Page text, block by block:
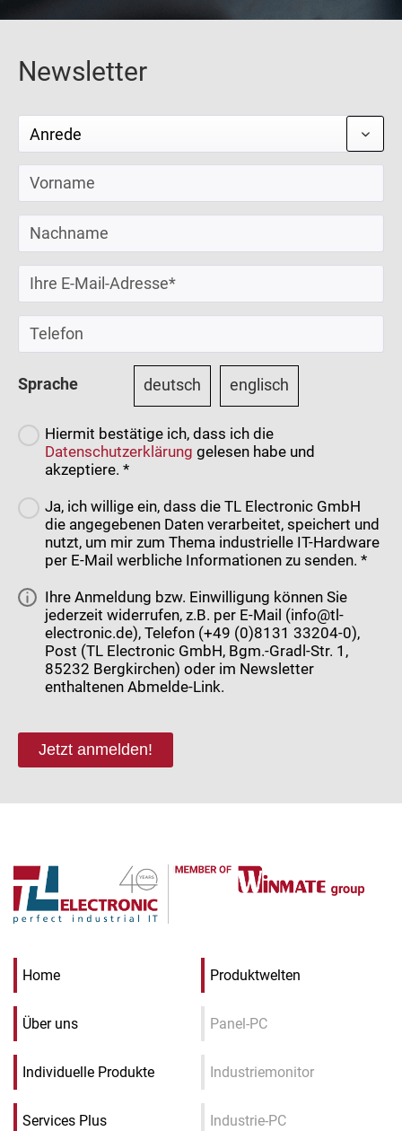
Newsletter
Sprache deutsch englisch
Hiermit bestätige ich, dass ich die
Datenschutzerklärung gelesen habe und
akzeptiere. *
Ja, ich willige ein, dass die TL Electronic GmbH
die angegebenen Daten verarbeitet, speichert und
nutzt, um mir zum Thema industrielle IT-Hardware
per E-Mail werbliche Informationen zu senden. *
Ihre Anmeldung bzw. Einwilligung können Sie
jederzeit widerrufen, z.B. per E-Mail (info@tl-
electronic.de), Telefon (+49 (0)8131 33204-0),
Post (TL Electronic GmbH, Bgm.-Gradl-Str. 1,
85232 Bergkirchen) oder im Newsletter
enthaltenen Abmelde-Link.
Jetzt anmelden!
Home
Über uns
Individuelle Produkte
Services Plus
Produktwelten
Panel-PC
Industriemonitor
Industrie-PC